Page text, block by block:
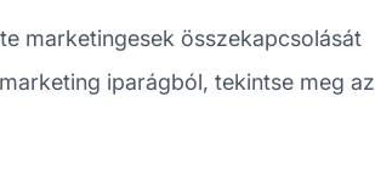
marketingesek összekapcsolását
iparágból, tekintse meg az